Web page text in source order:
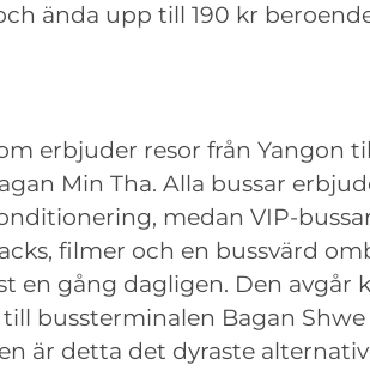
ända upp till 190 kr
erbjuder resor från Yangon
Min Tha. Alla bussar
medan VIP-
filmer och en bussvärd
en gång dagligen. Den avgår
bussterminalen Bagan Shwe
är detta det dyraste